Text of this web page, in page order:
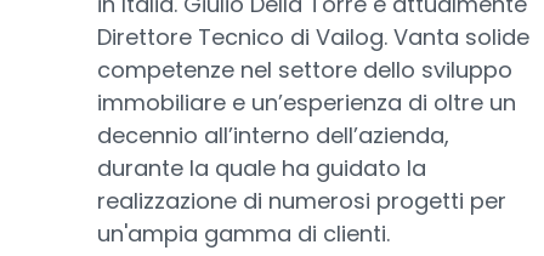
Direttore Tecnico di Vailog. Vanta solide
competenze nel settore dello sviluppo
immobiliare e un’esperienza di oltre un
decennio all’interno dell’azienda,
durante la quale ha guidato la
realizzazione di numerosi progetti per
un'ampia gamma di clienti.